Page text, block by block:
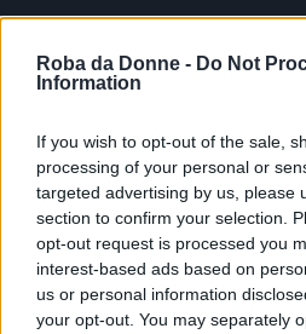
Roba da Donne - Do Not
Information
If you wish to opt-out of the sale,
processing of your personal or
targeted advertising by us, please
section to confirm your selection.
opt-out request is processed you
interest-based ads based on
us or personal information
your opt-out. You may separately